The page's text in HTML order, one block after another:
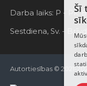
Darba laiks: P - Pk.
Sestdiena, Sv. -
Autortiesības © 2021-
Šī